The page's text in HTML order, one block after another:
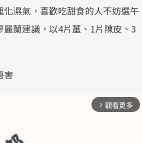
濕氣，喜歡吃甜食的人不妨選午
蘭建議，以4片薑、1片陳皮、3
害
arrow_forward_ios 觀看更多
的核心議題。然而，健檢不只是醫
院所的服務，更是民眾了解自身健康
、啟動健康管理的重要起點。